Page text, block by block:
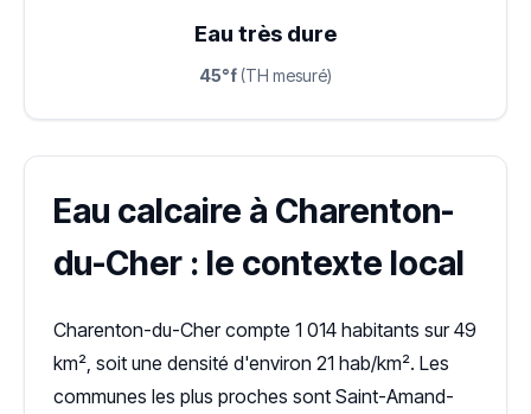
Eau très dure
45°f (TH mesuré)
Eau calcaire à Charenton-
du-Cher : le contexte local
Charenton-du-Cher compte 1 014 habitants sur 49
km², soit une densité d'environ 21 hab/km². Les
communes les plus proches sont Saint-Amand-